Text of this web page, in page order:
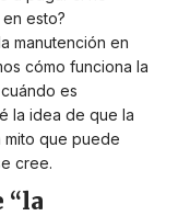
esto?
manutención en
cómo funciona la
es
la idea de que la
mito que puede
cree.
“la